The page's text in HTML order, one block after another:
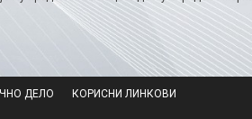
ДЕЛО
КОРИСНИ ЛИНКОВИ